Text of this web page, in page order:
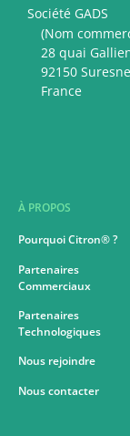
Société GADS
(Nom
28 quai
92150
France
À PROPOS
Pourquoi Citron® ?
Partenaires
Commerciaux
Partenaires
Technologiques
Nous rejoindre
Nous contacter